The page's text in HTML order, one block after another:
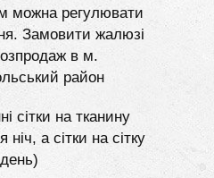
можна регулювати
Замовити жалюзі
в м.
район
сітки на тканину
а сітки на сітку